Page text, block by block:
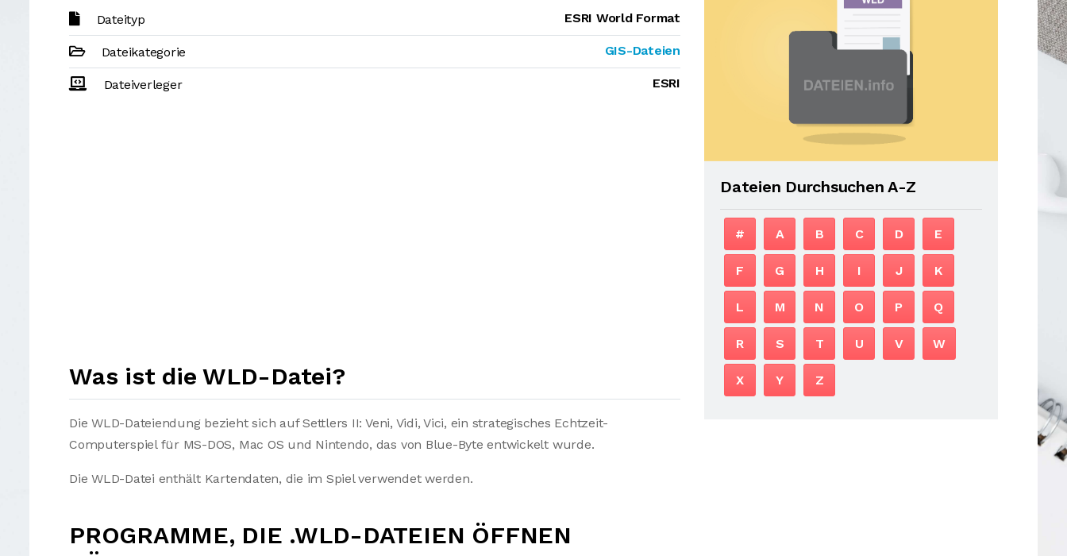
Dateityp ESRI World Format
Dateikategorie GIS-Dateien
Dateiverleger ESRI
Was ist die WLD-Datei?
Die WLD-Dateiendung bezieht sich auf Settlers II: Veni, Vidi, Vici, ein strategisches Echtzeit-
Computerspiel für MS-DOS, Mac OS und Nintendo, das von Blue-Byte entwickelt wurde.
Die WLD-Datei enthält Kartendaten, die im Spiel verwendet werden.
PROGRAMME, DIE .WLD-DATEIEN ÖFFNEN
Dateien Durchsuchen A-Z
# A B C D E
F G H I J K
L M N O P Q
R S T U V W
X Y Z